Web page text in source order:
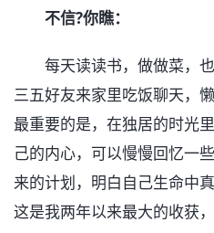
不信?你瞧：
每天读读书，做做菜，也
三五好友来家里吃饭聊天，
最重要的是，在独居的时光
己的内心，可以慢慢回忆一
来的计划，明白自己生命中
这是我两年以来最大的收获